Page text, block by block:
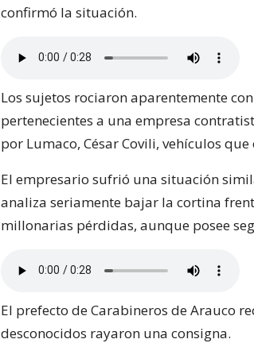
confirmó la situación.
Los sujetos rociaron aparentemente
pertenecientes a una empresa
por Lumaco, César Covili, vehículos
El empresario sufrió una situación
analiza seriamente bajar la cortina
millonarias pérdidas, aunque posee
El prefecto de Carabineros de Arauco
desconocidos rayaron una consigna.